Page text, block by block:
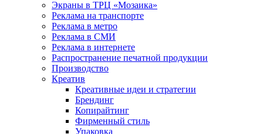
Экраны в ТРЦ «Мозаика»
Реклама на транспорте
Реклама в метро
Реклама в СМИ
Реклама в интернете
Распространение печатной продукции
Производство
Креатив
Креативные идеи и стратегии
Брендинг
Копирайтинг
Фирменный стиль
Упаковка